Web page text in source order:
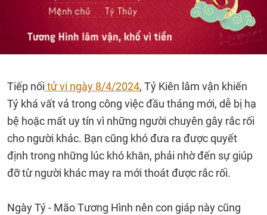
Tiếp nối tử vi ngày 8/4/2024, Tỷ Kiên lâm vận khiến
Tý khá vất vả trong công việc đầu tháng mới, dễ bị hạ
bệ hoặc mất uy tín vì những người chuyên gây rắc rối
cho người khác. Bạn cũng khó đưa ra được quyết
định trong những lúc khó khăn, phải nhờ đến sự giúp
đỡ từ người khác may ra mới thoát được rắc rối.
Ngày Tý - Mão Tương Hình nên con giáp này cũng